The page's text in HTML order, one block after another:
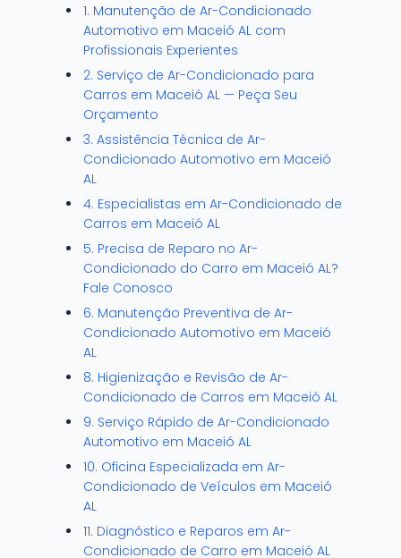
1. Manutenção de Ar-Condicionado
Automotivo em Maceió AL com
Profissionais Experientes
2. Serviço de Ar-Condicionado para
Carros em Maceió AL — Peça Seu
Orçamento
3. Assistência Técnica de Ar-
Condicionado Automotivo em Maceió
AL
4. Especialistas em Ar-Condicionado de
Carros em Maceió AL
5. Precisa de Reparo no Ar-
Condicionado do Carro em Maceió AL?
Fale Conosco
6. Manutenção Preventiva de Ar-
Condicionado Automotivo em Maceió
AL
8. Higienização e Revisão de Ar-
Condicionado de Carros em Maceió AL
9. Serviço Rápido de Ar-Condicionado
Automotivo em Maceió AL
10. Oficina Especializada em Ar-
Condicionado de Veículos em Maceió
AL
11. Diagnóstico e Reparos em Ar-
Condicionado de Carro em Maceió AL